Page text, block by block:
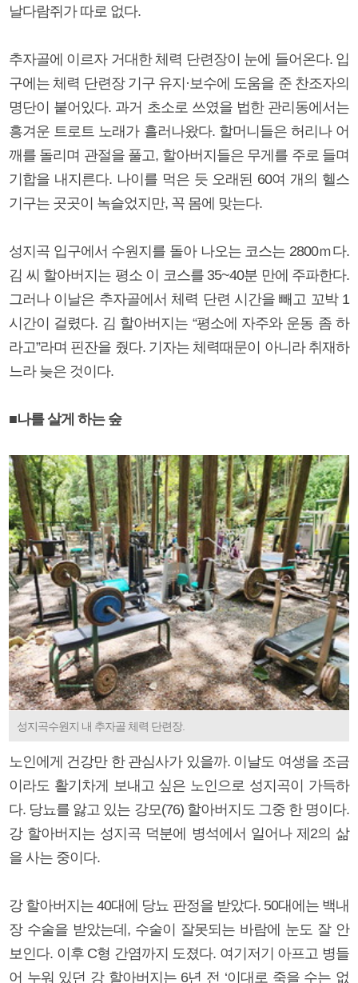
날다람쥐가 따로 없다.
추자골에 이르자 거대한 체력 단련장이 눈에 들어온다. 입
구에는 체력 단련장 기구 유지·보수에 도움을 준 찬조자의
명단이 붙어있다. 과거 초소로 쓰였을 법한 관리동에서는
흥겨운 트로트 노래가 흘러나왔다. 할머니들은 허리나 어
깨를 돌리며 관절을 풀고, 할아버지들은 무게를 주로 들며
기합을 내지른다. 나이를 먹은 듯 오래된 60여 개의 헬스
기구는 곳곳이 녹슬었지만, 꼭 몸에 맞는다.
성지곡 입구에서 수원지를 돌아 나오는 코스는 2800ｍ다.
김 씨 할아버지는 평소 이 코스를 35~40분 만에 주파한다.
그러나 이날은 추자골에서 체력 단련 시간을 빼고 꼬박 1
시간이 걸렸다. 김 할아버지는 “평소에 자주와 운동 좀 하
라고”라며 핀잔을 줬다. 기자는 체력때문이 아니라 취재하
느라 늦은 것이다.
■나를 살게 하는 숲
성지곡수원지 내 추자골 체력 단련장.
노인에게 건강만 한 관심사가 있을까. 이날도 여생을 조금
이라도 활기차게 보내고 싶은 노인으로 성지곡이 가득하
다. 당뇨를 앓고 있는 강모(76) 할아버지도 그중 한 명이다.
강 할아버지는 성지곡 덕분에 병석에서 일어나 제2의 삶
을 사는 중이다.
강 할아버지는 40대에 당뇨 판정을 받았다. 50대에는 백내
장 수술을 받았는데, 수술이 잘못되는 바람에 눈도 잘 안
보인다. 이후 C형 간염까지 도졌다. 여기저기 아프고 병들
어 누워 있던 강 할아버지는 6년 전 ‘이대로 죽을 수는 없